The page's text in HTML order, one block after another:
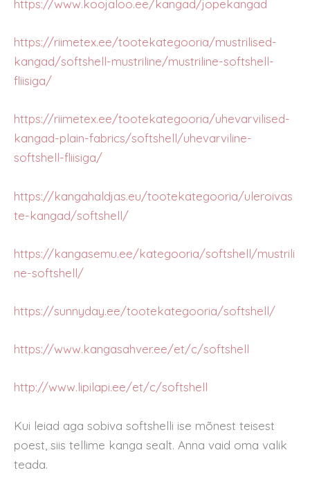
https://www.koojaloo.ee/kangad/jopekangad
https://riimetex.ee/tootekategooria/mustrilised-
kangad/softshell-mustriline/mustriline-softshell-
fliisiga/
https://riimetex.ee/tootekategooria/uhevarvilised-
kangad-plain-fabrics/softshell/uhevarviline-
softshell-fliisiga/
https://kangahaldjas.eu/tootekategooria/uleroivas
te-kangad/softshell/
https://kangasemu.ee/kategooria/softshell/mustrili
ne-softshell/
https://sunnyday.ee/tootekategooria/softshell/
https://www.kangasahver.ee/et/c/softshell
http://www.lipilapi.ee/et/c/softshell
Kui leiad aga sobiva softshelli ise mõnest teisest
poest, siis tellime kanga sealt. Anna vaid oma valik
teada.